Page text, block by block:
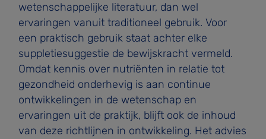
wetenschappelijke literatuur, dan wel
ervaringen vanuit traditioneel gebruik. Voor
een praktisch gebruik staat achter elke
suppletiesuggestie de bewijskracht vermeld.
Omdat kennis over nutriënten in relatie tot
gezondheid onderhevig is aan continue
ontwikkelingen in de wetenschap en
ervaringen uit de praktijk, blijft ook de inhoud
van deze richtlijnen in ontwikkeling. Het advies